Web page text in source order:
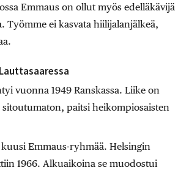
Emmaus on ollut myös edelläkävijä
Työmme ei kasvata hiilijalanjälkeä,
vuonna 1949 Ranskassa. Liike on
paitsi heikompiosaisten
kuusi Emmaus-ryhmää. Helsingin
1966. Alkuaikoina se muodostui